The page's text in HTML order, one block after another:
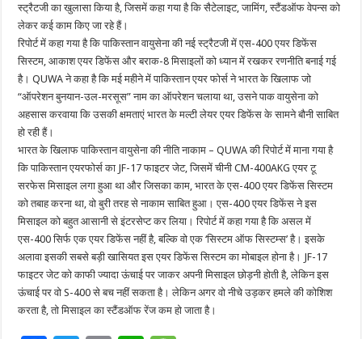
स्ट्रैटजी का खुलासा किया है, जिसमें कहा गया है कि सैटेलाइट, जामिंग, स्टैंडऑफ वेपन्स को
लेकर कई काम किए जा रहे हैं।
रिपोर्ट में कहा गया है कि पाकिस्तान वायुसेना की नई स्ट्रैटजी में एस-400 एयर डिफेंस
सिस्टम, आकाश एयर डिफेंस और बराक-8 मिसाइलों को ध्यान में रखकर रणनीति बनाई गई
है। QUWA ने कहा है कि मई महीने में पाकिस्तान एयर फोर्स ने भारत के खिलाफ जो
“ऑपरेशन बुनयान-उल-मरसूस” नाम का ऑपरेशन चलाया था, उसने पाक वायुसेना को
अहसास करवाया कि उसकी क्षमताएं भारत के मल्टी लेयर एयर डिफेंस के सामने बौनी साबित
हो रही हैं।
भारत के खिलाफ पाकिस्तान वायुसेना की नीति नाकाम – QUWA की रिपोर्ट में माना गया है
कि पाकिस्तान एयरफोर्स का JF-17 फाइटर जेट, जिसमें चीनी CM-400AKG एयर टू
सरफेस मिसाइल लगा हुआ था और जिसका काम, भारत के एस-400 एयर डिफेंस सिस्टम
को तबाह करना था, वो बुरी तरह से नाकाम साबित हुआ। एस-400 एयर डिफेंस ने इस
मिसाइल को बहुत आसानी से इंटरसेप्ट कर लिया। रिपोर्ट में कहा गया है कि असल में
एस-400 सिर्फ एक एयर डिफेंस नहीं है, बल्कि वो एक ‘सिस्टम ऑफ सिस्टम्स’ है। इसके
अलावा इसकी सबसे बड़ी खासियत इस एयर डिफेंस सिस्टम का मोबाइल होना है। JF-17
फाइटर जेट को काफी ज्यादा ऊंचाई पर जाकर अपनी मिसाइल छोड़नी होती है, लेकिन इस
ऊंचाई पर वो S-400 से बच नहीं सकता है। लेकिन अगर वो नीचे उड़कर हमले की कोशिश
करता है, तो मिसाइल का स्टैंडऑफ रेंज कम हो जाता है।